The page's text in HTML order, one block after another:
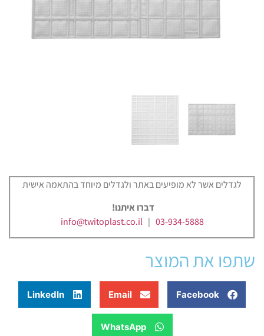
לגדלים אשר לא מופיעים באתר ולגדלים מיוחד בהתאמה אישית
דברו איתנו!
03-934-5888
|
info@twitoplast.co.il
שתפו את המוצר
Facebook
Email
LinkedIn
WhatsApp